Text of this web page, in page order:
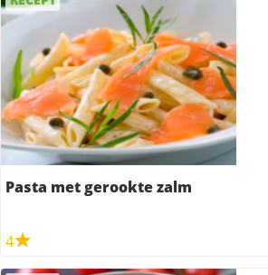
Pasta met gerookte zalm
4